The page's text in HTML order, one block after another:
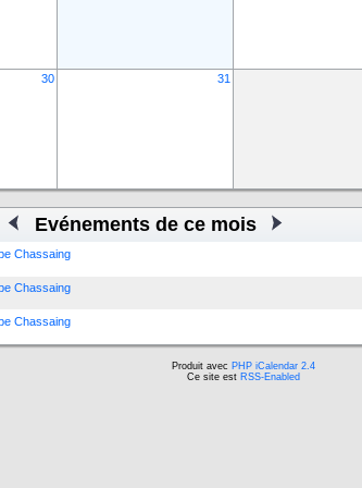
30 31
Evénements de ce mois
Chassaing
Chassaing
Chassaing
Produit avec PHP iCalendar 2.4
Ce site est RSS-Enabled